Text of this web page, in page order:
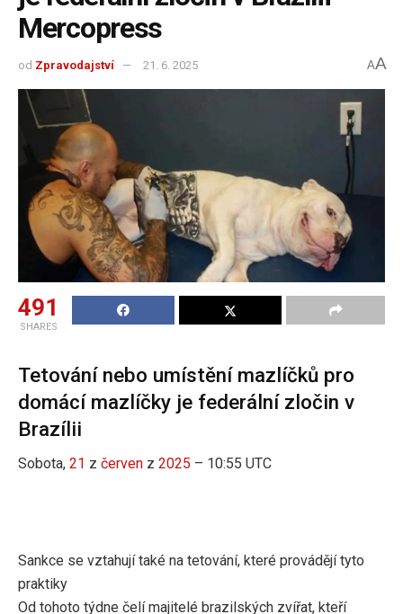
Mercopress
od Zpravodajství 21. 6. 2025 AA
491
SHARES
Tetování nebo umístění mazlíčků pro
domácí mazlíčky je federální zločin v
Brazílii
Sobota, 21 z červen z 2025 – 10:55 UTC
Sankce se vztahují také na tetování, které provádějí tyto
praktiky
Od tohoto týdne čelí majitelé brazilských zvířat, kteří